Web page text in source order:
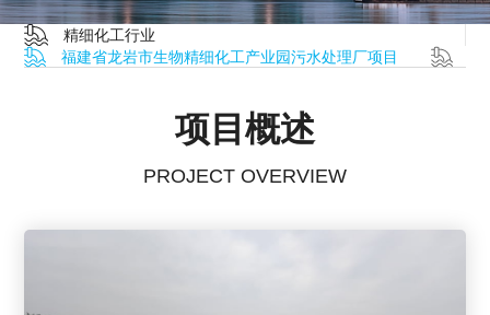
精细化工行业
福建省龙岩市生物精细化工产业园污水处理厂项目
项目概述
PROJECT OVERVIEW